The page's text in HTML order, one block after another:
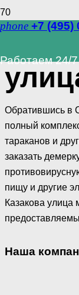
phone +7 (495)
Работаем 24/7
Обратившись в
полный
тараканов и
заказать
пищу и другие
Казакова
Наша